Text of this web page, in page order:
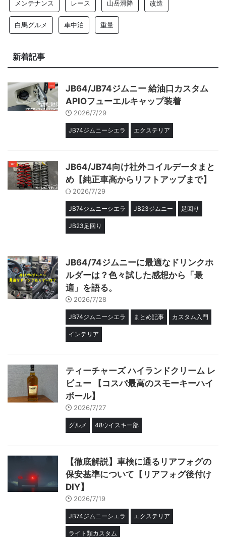
メンテナンス レース 山岳滑降 改造
白馬グルメ 車中泊 重量
新着記事
JB64/JB74ジムニー 給油口カスタム
APIOフューエルキャップ装着
2026/7/29
JB74ジムニーシエラ エクステリア
JB64/JB74向け社外コイルデータまと
め【純正車高からリフトアップまで】
2026/7/29
JB74ジムニーシエラ JB23ジムニー 足回り
JB23足回り
JB64/74ジムニーに最適なドリンクホ
ルダーは？色々試した感想から「最
適」を語る。
2026/7/28
JB74ジムニーシエラ まとめ記事 カスタム入門
インテリア
ティーチャーズ ハイランドクリーム レ
ビュー 【コスパ最高のスモーキーハイ
ボール】
2026/7/27
グルメ 48ウイスキー部
【徹底解説】車検に通るリアフォグの
保安基準について【リアフォグ後付け
DIY】
2026/7/19
JB74ジムニーシエラ エクステリア
ライト類カスタム